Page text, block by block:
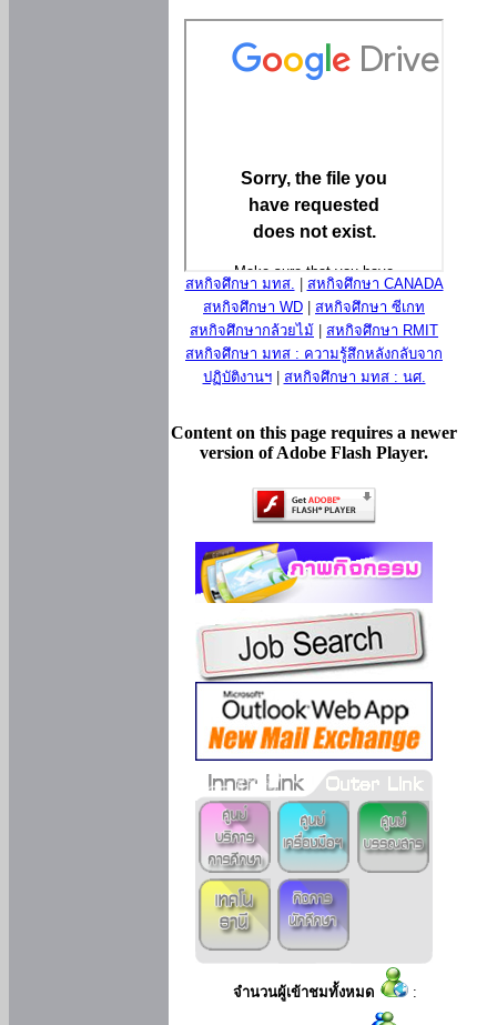
สหกิจศึกษา มทส.
สหกิจศึกษา CANADA
สหกิจศึกษา WD
สหกิจศึกษา ซีเกท
สหกิจศึกษากล้วยไม้
สหกิจศึกษา RMIT
สหกิจศึกษา มทส : ความรู้สึกหลังกลับจาก
ปฏิบัติงานฯ| สหกิจศึกษา มทส : นศ.
Content on this page requires a newer
version of Adobe Flash Player.
จำนวนผู้เข้าชมทั้งหมด :